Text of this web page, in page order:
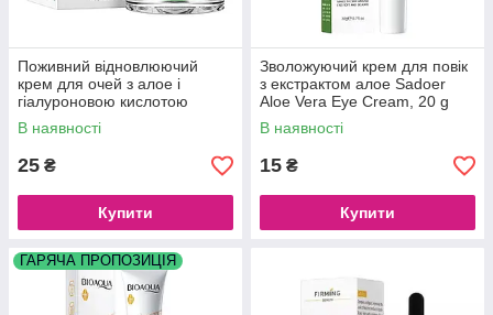
Поживний відновлюючий
крем для очей з алое і
гіалуроновою кислотою
Sadoer Aloe Vera Repair 60 g
В наявності
25 ₴
Купити
Зволожуючий крем для повік
з екстрактом алое Sadoer
Aloe Vera Eye Cream, 20 g
В наявності
15 ₴
Купити
ГАРЯЧА ПРОПОЗИЦІЯ